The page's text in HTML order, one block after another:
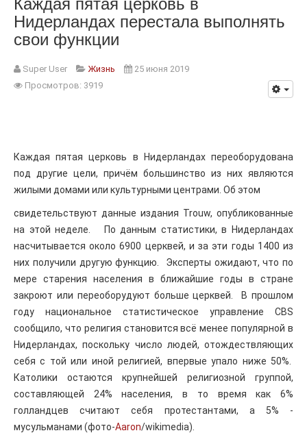
Нидерландах перестала выполнять
свои функции
Super User Жизнь
25 июня 2019
Просмотров: 3919
Каждая пятая церковь в Нидерландах переоборудована
под другие цели, причём большинство из них являются
жилыми домами или культурными центрами. Об этом
свидетельствуют данные издания Trouw, опубликованные
на этой неделе. По данным статистики, в Нидерландах
насчитывается около 6900 церквей, и за эти годы 1400 из
них получили другую функцию. Эксперты ожидают, что по
мере старения населения в ближайшие годы в стране
закроют или переоборудуют больше церквей. В прошлом
году национальное статистическое управление CBS
сообщило, что религия становится всё менее популярной в
Нидерландах, поскольку число людей, отождествляющих
себя с той или иной религией, впервые упало ниже 50%.
Католики остаются крупнейшей религиозной группой,
составляющей 24% населения, в то время как 6%
голландцев считают себя протестантами, а 5% -
мусульманами (фото-Aaron/wikimedia).